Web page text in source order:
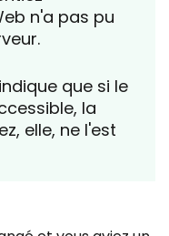
n'a pas pu
que si le
la
elle, ne l'est